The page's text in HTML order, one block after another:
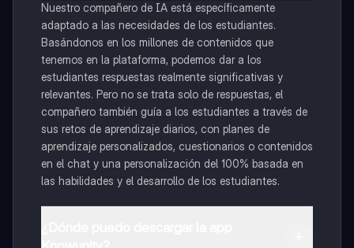
Nuestro compañero de IA está específicamente
adaptado a las necesidades de los estudiantes.
Basándonos en los millones de contenidos que
tenemos en la plataforma, podemos dar a los
estudiantes respuestas realmente significativas y
relevantes. Pero no se trata solo de respuestas, el
compañero también guía a los estudiantes a través de
sus retos de aprendizaje diarios, con planes de
aprendizaje personalizados, cuestionarios o contenidos
en el chat y una personalización del 100% basada en
las habilidades y el desarrollo de los estudiantes.